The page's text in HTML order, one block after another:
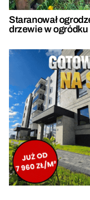
Staranował
drzewie w